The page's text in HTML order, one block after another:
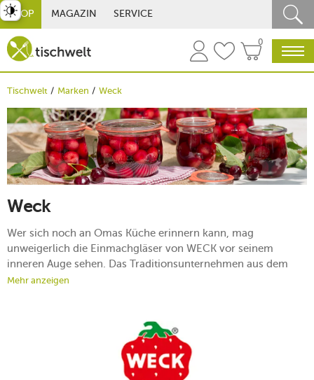
SHOP MAGAZIN SERVICE
0
Tischwelt Marken Weck
Weck
Wer sich noch an Omas Küche erinnern kann, mag
unweigerlich die Einmachgläser von WECK vor seinem
inneren Auge sehen. Das Traditionsunternehmen aus dem
südbadischen Öflingen schreibt seit mehr als 120 Jahren an
Einkochen. Die Marke WECK hat einen festen Platz im
Bewusstsein der Menschen und die beliebten Einweckgläser
sind auch aus der modernen Küche nicht mehr
Mehr anzeigen
umschalten